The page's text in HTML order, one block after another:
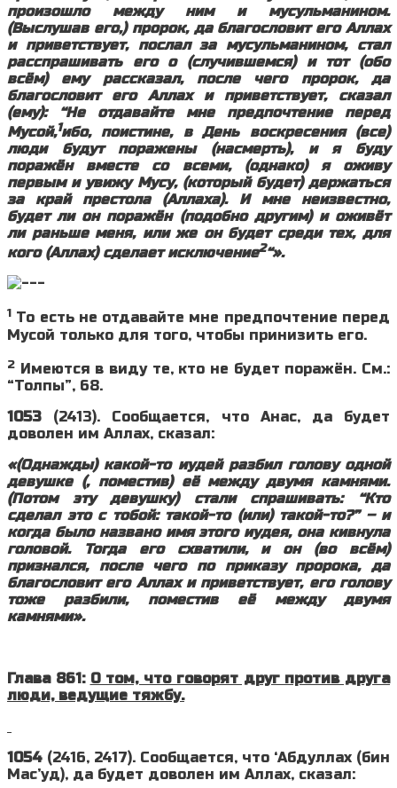
произошло между ним и мусульманином.
(Выслушав его,) пророк, да благословит его Аллах
и приветствует, послал за мусульманином, стал
расспрашивать его о (случившемся) и тот (обо
всём) ему рассказал, после чего пророк, да
благословит его Аллах и приветствует, сказал
(ему): “Не отдавайте мне предпочтение перед
Мусой,1ибо, поистине, в День воскресения (все)
люди будут поражены (насмерть), и я буду
поражён вместе со всеми, (однако) я оживу
первым и увижу Мусу, (который будет) держаться
за край престола (Аллаха). И мне неизвестно,
будет ли он поражён (подобно другим) и оживёт
ли раньше меня, или же он будет среди тех, для
кого (Аллах) сделает исключение2“».
1 То есть не отдавайте мне предпочтение перед
Мусой только для того, чтобы принизить его.
2 Имеются в виду те, кто не будет поражён. См.:
“Толпы”, 68.
1053 (2413). Сообщается, что Анас, да будет
доволен им Аллах, сказал:
«(Однажды) какой-то иудей разбил голову одной
девушке (, поместив) её между двумя камнями.
(Потом эту девушку) стали спрашивать: “Кто
сделал это с тобой: такой-то (или) такой-то?” – и
когда было названо имя этого иудея, она кивнула
головой. Тогда его схватили, и он (во всём)
признался, после чего по приказу пророка, да
благословит его Аллах и приветствует, его голову
тоже разбили, поместив её между двумя
камнями».
Глава 861: О том, что говорят друг против друга
люди, ведущие тяжбу.
1054 (2416, 2417). Сообщается, что ‘Абдуллах (бин
Мас’уд), да будет доволен им Аллах, сказал: